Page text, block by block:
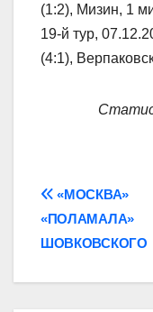
(1:2), Мизин, 1
19-й тур,
(4:1),
записів
«МОСКВА»
«ПОЛАМАЛА»
ШОВКОВСКОГО